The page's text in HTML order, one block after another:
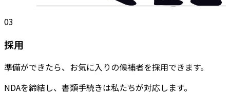
03
採用
準備ができたら、お気に入りの候補者を採用できます。
NDAを締結し、書類手続きは私たちが対応します。